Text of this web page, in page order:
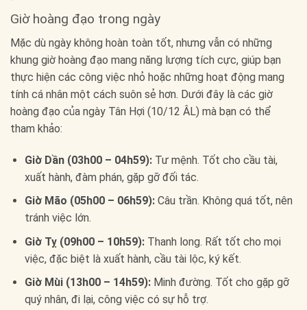
Giờ hoàng đạo trong ngày
Mặc dù ngày không hoàn toàn tốt, nhưng vẫn có những
khung giờ hoàng đạo mang năng lượng tích cực, giúp bạn
thực hiện các công việc nhỏ hoặc những hoạt động mang
tính cá nhân một cách suôn sẻ hơn. Dưới đây là các giờ
hoàng đạo của ngày Tân Hợi (10/12 ÂL) mà bạn có thể
tham khảo:
Giờ Dần (03h00 – 04h59):Tư mệnh. Tốt cho cầu tài,
xuất hành, đàm phán, gặp gỡ đối tác.
Giờ Mão (05h00 – 06h59):Câu trần. Không quá tốt, nên
tránh việc lớn.
Giờ Tỵ (09h00 – 10h59):Thanh long. Rất tốt cho mọi
việc, đặc biệt là xuất hành, cầu tài lộc, ký kết.
Giờ Mùi (13h00 – 14h59):Minh đường. Tốt cho gặp gỡ
quý nhân, đi lại, công việc có sự hỗ trợ.